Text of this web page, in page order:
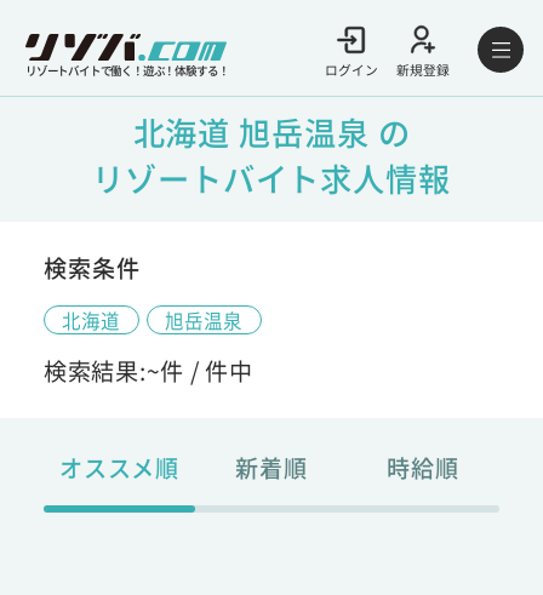
リゾートバイトで働く！遊ぶ！体験する！ ログイン 新規登録
北海道 旭岳温泉 の
リゾートバイト求人情報
検索条件
北海道 旭岳温泉
検索結果:~件 /件中
オススメ順 新着順 時給順